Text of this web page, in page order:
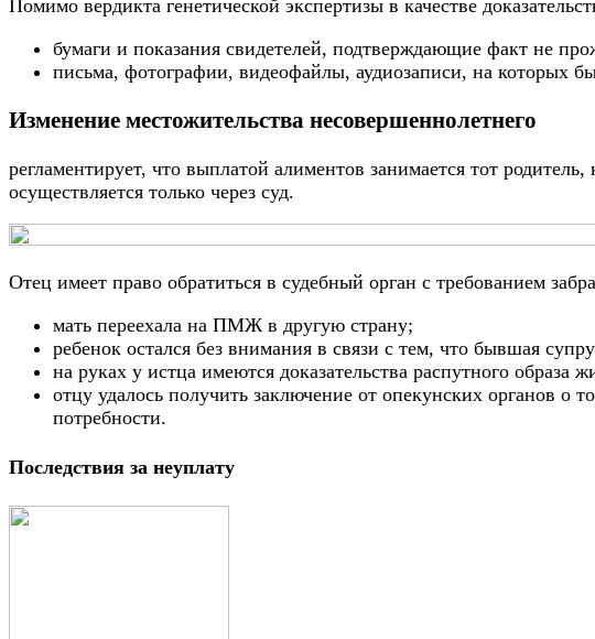
Помимо вердикта генетической экспертизы в качестве
бумаги и показания свидетелей, подтверждающие факт не
письма, фотографии, видеофайлы, аудиозаписи, на которых
Изменение местожительства несовершеннолетнего
регламентирует, что выплатой алиментов занимается тот
осуществляется только через суд.
Отец имеет право обратиться в судебный орган с требованием
мать переехала на ПМЖ в другую страну;
ребенок остался без внимания в связи с тем, что бывшая
на руках у истца имеются доказательства распутного образа
отцу удалось получить заключение от опекунских органов о
потребности.
Последствия за неуплату